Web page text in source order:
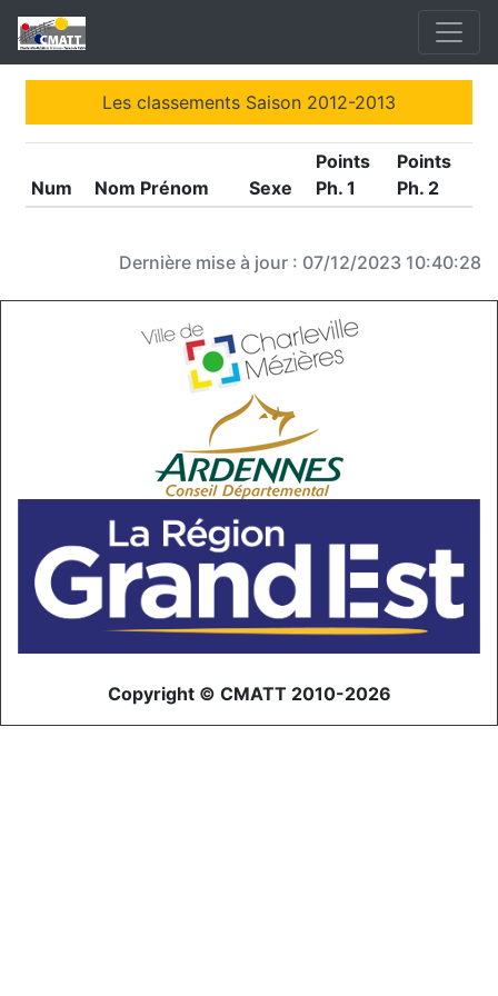
Les classements Saison 2012-2013
Num Nom Prénom Sexe
Points
Ph. 1
Points
Ph. 2
Dernière mise à jour : 07/12/2023 10:40:28
Copyright © CMATT 2010-2026